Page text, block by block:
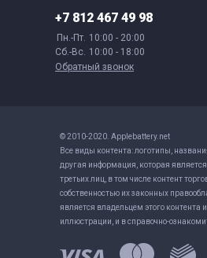
+7 812 467 49 98
Пн.-Пт. 10:00 - 20:00
Сб.-Вс. 10:00 - 18:00
Обратный звонок
© 2010-2020. Applebattery.net
Все виды контента: логотипы,
другая информация, которая
третьих лиц, в том числе контент
собственностью их законных
является владельцем этого контента
иллюстрации, и в справочно-